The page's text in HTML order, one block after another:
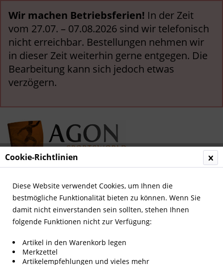
Wir machen Betriebsferien! In der Zeit
vom 27.07. – 07.08.2026 sind wir telefonisch
nicht erreichbar. Bestellungen nehmen wir
in dieser Zeit weiterhin gerne entgegen. Die
Bearbeitung kann sich jedoch etwas
verzögern.
Menü
Übersicht Leichtathletik
Rasenkraftsport 1913 - 1999.
Cookie-Richtlinien
Diese Website verwendet Cookies, um Ihnen die
bestmögliche Funktionalität bieten zu können. Wenn Sie
damit nicht einverstanden sein sollten, stehen Ihnen
folgende Funktionen nicht zur Verfügung:
Artikel in den Warenkorb legen
Merkzettel
Artikelempfehlungen und vieles mehr